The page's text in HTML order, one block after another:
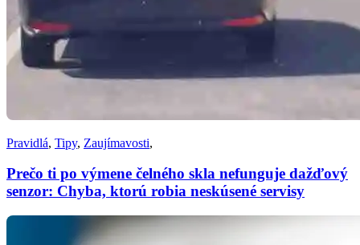
Pravidlá, Tipy, Zaujímavosti,
Prečo ti po výmene čelného skla nefunguje dažďový
senzor: Chyba, ktorú robia neskúsené servisy